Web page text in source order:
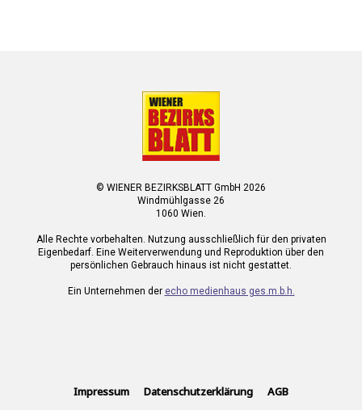
© WIENER BEZIRKSBLATT GmbH 2026
Windmühlgasse 26
1060 Wien.
Alle Rechte vorbehalten. Nutzung ausschließlich für den privaten
Eigenbedarf. Eine Weiterverwendung und Reproduktion über den
persönlichen Gebrauch hinaus ist nicht gestattet.
Ein Unternehmen der echo medienhaus ges.m.b.h.
Impressum Datenschutzerklärung AGB